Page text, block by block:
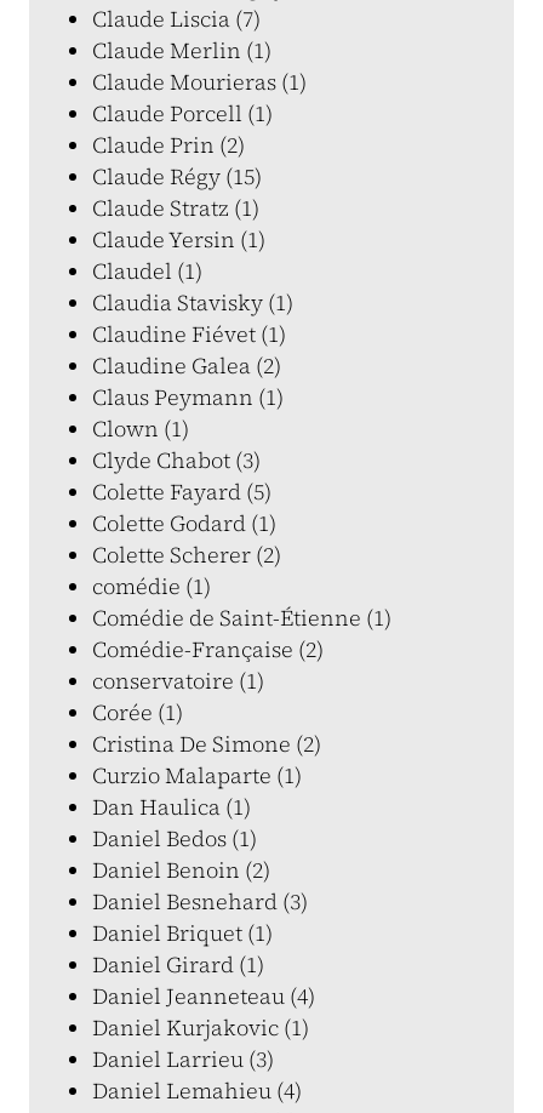
Claude Liscia (7)
Claude Merlin (1)
Claude Mourieras (1)
Claude Porcell (1)
Claude Prin (2)
Claude Régy (15)
Claude Stratz (1)
Claude Yersin (1)
Claudel (1)
Claudia Stavisky (1)
Claudine Fiévet (1)
Claudine Galea (2)
Claus Peymann (1)
Clown (1)
Clyde Chabot (3)
Colette Fayard (5)
Colette Godard (1)
Colette Scherer (2)
comédie (1)
Comédie de Saint-Étienne (1)
Comédie-Française (2)
conservatoire (1)
Corée (1)
Cristina De Simone (2)
Curzio Malaparte (1)
Dan Haulica (1)
Daniel Bedos (1)
Daniel Benoin (2)
Daniel Besnehard (3)
Daniel Briquet (1)
Daniel Girard (1)
Daniel Jeanneteau (4)
Daniel Kurjakovic (1)
Daniel Larrieu (3)
Daniel Lemahieu (4)